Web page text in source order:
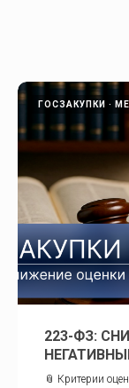
ГОСЗАКУПКИ
223-ФЗ:
📎 Критерии